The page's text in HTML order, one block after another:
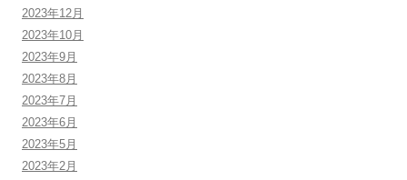
2023年12月
2023年10月
2023年9月
2023年8月
2023年7月
2023年6月
2023年5月
2023年2月